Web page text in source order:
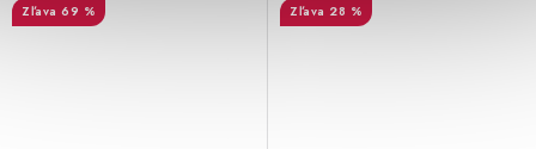
69 % 28 %